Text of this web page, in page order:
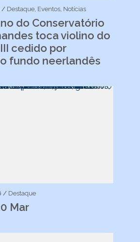
/ Destaque Eventos Notícias
do Conservatório
toca violino do
cedido por
fundo neerlandês
/ Destaque
Mar